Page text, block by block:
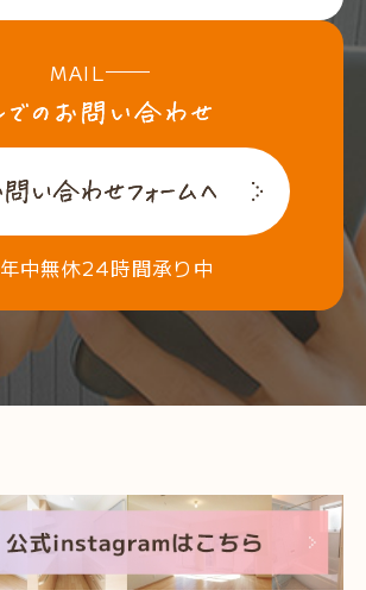
MAIL
年中無休24時間承り中